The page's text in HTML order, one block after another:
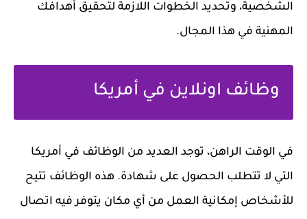
الشخصية، وتحديد الخطوات اللازمة لتحقيق أهدافك
المهنية في هذا المجال.
وظائف اونلاين في أمريكا
في الوقت الراهن، توجد العديد من الوظائف في أمريكا
التي لا تتطلب الحصول على شهادة. هذه الوظائف تتيح
للأشخاص إمكانية العمل من أي مكان يتوفر فيه اتصال